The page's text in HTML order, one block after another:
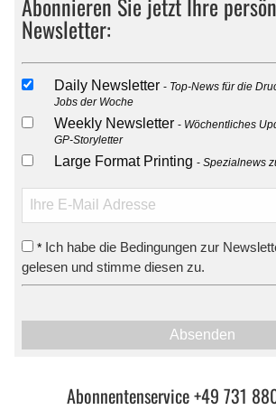
Newsletter:
Daily Newsletter
Top-News für die
Jobs der Woche
Weekly Newsletter
Wöchentliches
GP-Storyletter
Large Format Printing Spezialnews
* Ich habe die Bedingungen zur
gelesen und stimme diesen zu.
Absenden
Abonnentenservice +49 731